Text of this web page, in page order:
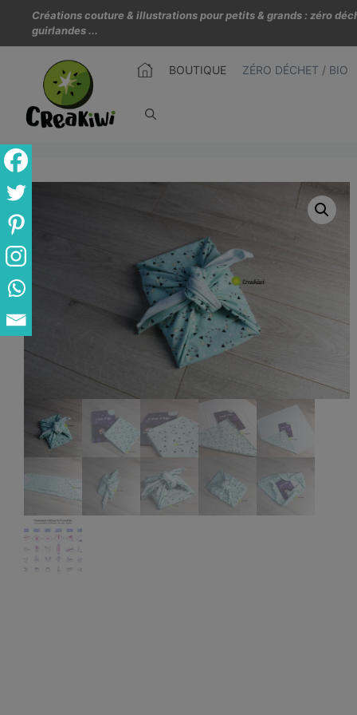
Créations couture & illustrations pour petits & grands : zéro
guirlandes ...
BOUTIQUE ZÉRO DÉCHET / BIO